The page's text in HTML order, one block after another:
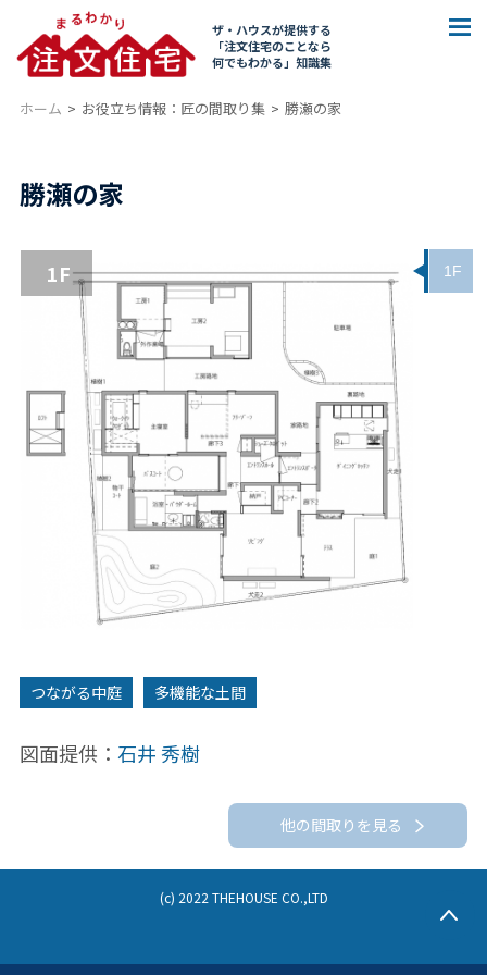
ザ・ハウスが提供する
「注文住宅のことなら
何でもわかる」知識集
ホーム お役立ち情報：匠の間取り集 勝瀬の家
勝瀬の家
1F
つながる中庭 多機能な土間
図面提供： 石井 秀樹
他の間取りを見る
(c) 2022 THEHOUSE CO.,LTD